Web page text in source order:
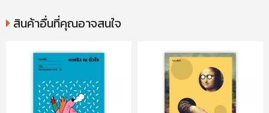
สินค้าอื่นที่คุณอาจสนใจ